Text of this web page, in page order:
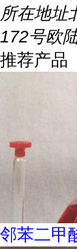
所在地址
172号欧
推荐产品
邻苯二甲